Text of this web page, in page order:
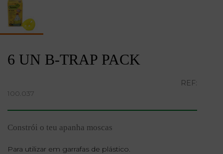
6 UN B-TRAP PACK
REF:
100.037
Constrói o teu apanha moscas
Para utilizar em garrafas de plástico.